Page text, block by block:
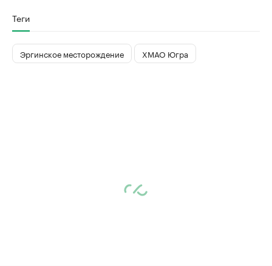
Теги
Эргинское месторождение ХМАО Югра